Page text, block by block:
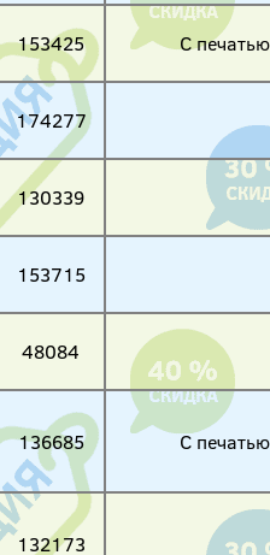
153425 С
174277
130339
153715
48084
136685 С
132173